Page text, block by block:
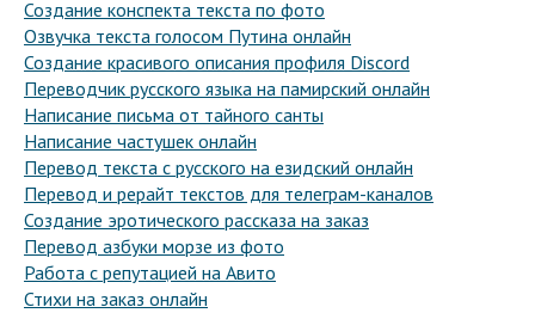
Создание конспекта текста по фото
Озвучка текста голосом Путина онлайн
Создание красивого описания профиля Discord
Переводчик русского языка на памирский онлайн
Написание письма от тайного санты
Написание частушек онлайн
Перевод текста с русского на езидский онлайн
Перевод и рерайт текстов для телеграм-каналов
Создание эротического рассказа на заказ
Перевод азбуки морзе из фото
Работа с репутацией на Авито
Стихи на заказ онлайн